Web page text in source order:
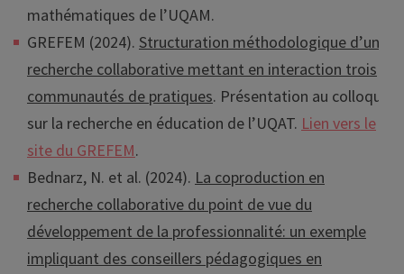
mathématiques de l’UQAM.
GREFEM (2024). Structuration méthodologique d’une
recherche collaborative mettant en interaction trois
communautés de pratiques. Présentation au colloque
sur la recherche en éducation de l’UQAT. Lien vers le
site du GREFEM.
Bednarz, N. et al. (2024). La coproduction en
recherche collaborative du point de vue du
développement de la professionnalité: un exemple
impliquant des conseillers pédagogiques en